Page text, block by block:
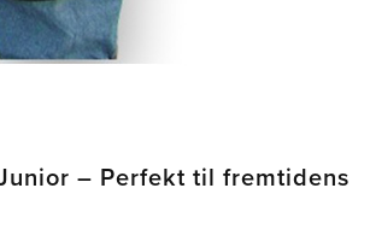
– Perfekt til fremtidens